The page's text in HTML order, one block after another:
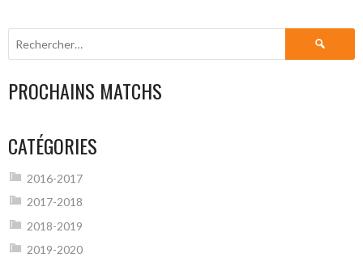
Rechercher :
PROCHAINS MATCHS
CATÉGORIES
2016-2017
2017-2018
2018-2019
2019-2020